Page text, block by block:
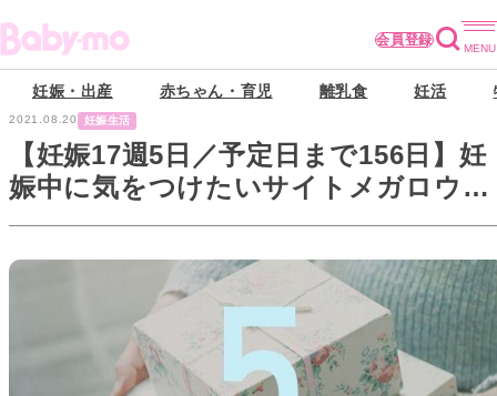
会員登録
妊娠・出産 赤ちゃん・育児 離乳食 妊活
2021.08.20 妊娠生活
【妊娠17週5日／予定日まで156日】妊
娠中に気をつけたいサイトメガロウイ
ルス